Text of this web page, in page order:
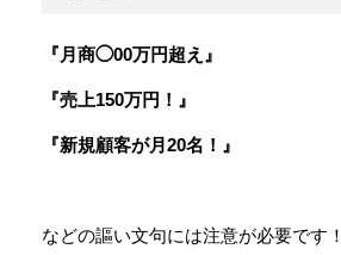
『月商◯00万円超え』
『売上150万円！』
『新規顧客が月20名！』
などの謳い文句には注意が必要です！